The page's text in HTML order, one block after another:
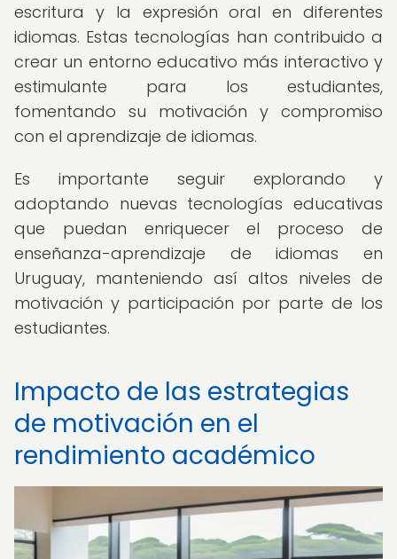
escritura y la expresión oral en diferentes
idiomas. Estas tecnologías han contribuido a
crear un entorno educativo más interactivo y
estimulante para los estudiantes,
fomentando su motivación y compromiso
con el aprendizaje de idiomas.
Es importante seguir explorando y
adoptando nuevas tecnologías educativas
que puedan enriquecer el proceso de
enseñanza-aprendizaje de idiomas en
Uruguay, manteniendo así altos niveles de
motivación y participación por parte de los
estudiantes.
Impacto de las estrategias
de motivación en el
rendimiento académico